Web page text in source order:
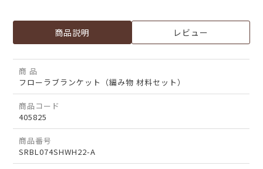
商品説明 レビュー
商 品
フローラブランケット（編み物 材料セット）
商品コード
405825
商品番号
SRBL074SHWH22-A